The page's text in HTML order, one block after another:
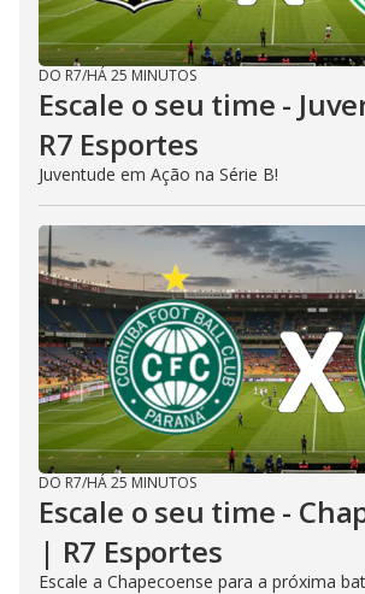
DO R7/HÁ 25 MINUTOS
Escale o seu time -
R7 Esportes
Juventude em Ação na Série B!
DO R7/HÁ 25 MINUTOS
Escale o seu time -
| R7 Esportes
Escale a Chapecoense para a próxima